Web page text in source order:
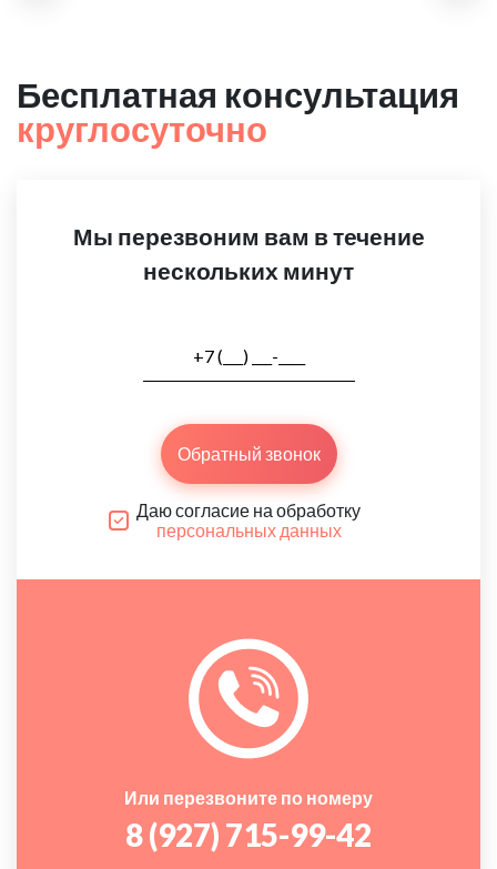
Бесплатная консультация
круглосуточно
Мы перезвоним вам в течение
нескольких минут
Обратный звонок
Даю согласие на обработку
персональных данных
Или перезвоните по номеру
8 (927) 715-99-42